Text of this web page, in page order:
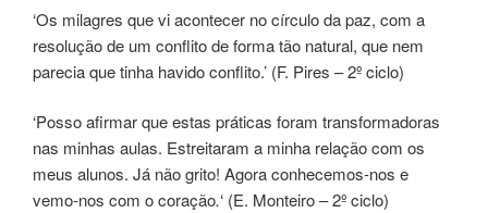
‘Os milagres que vi acontecer no círculo da paz, com a
resolução de um conflito de forma tão natural, que nem
parecia que tinha havido conflito.’ (F. Pires – 2º ciclo)
‘Posso afirmar que estas práticas foram transformadoras
nas minhas aulas. Estreitaram a minha relação com os
meus alunos. Já não grito! Agora conhecemos-nos e
vemo-nos com o coração.‘ (E. Monteiro – 2º ciclo)